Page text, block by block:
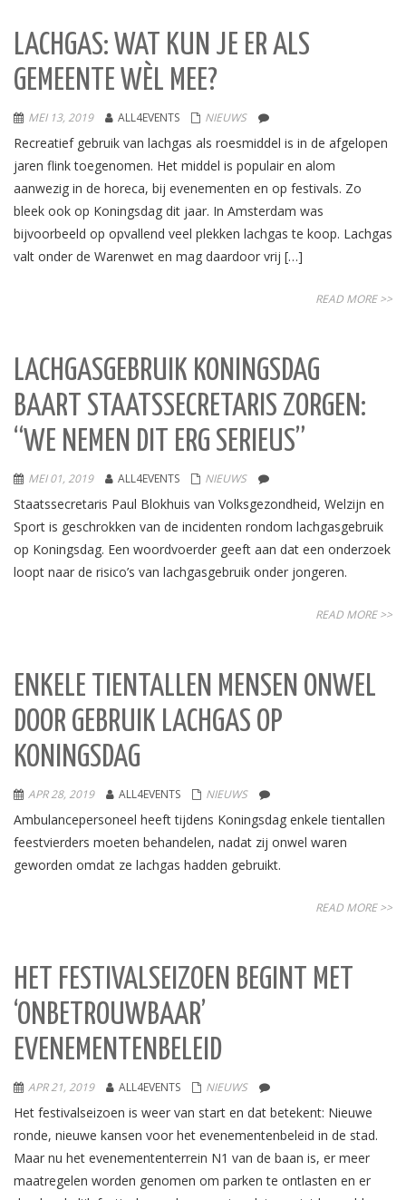
LACHGAS: WAT KUN JE ER ALS
GEMEENTE WÈL MEE?
MEI 13, 2019 ALL4EVENTS NIEUWS
Recreatief gebruik van lachgas als roesmiddel is in de afgelopen
jaren flink toegenomen. Het middel is populair en alom
aanwezig in de horeca, bij evenementen en op festivals. Zo
bleek ook op Koningsdag dit jaar. In Amsterdam was
bijvoorbeeld op opvallend veel plekken lachgas te koop. Lachgas
valt onder de Warenwet en mag daardoor vrij […]
READ MORE >>
LACHGASGEBRUIK KONINGSDAG
BAART STAATSSECRETARIS ZORGEN:
“WE NEMEN DIT ERG SERIEUS”
MEI 01, 2019 ALL4EVENTS NIEUWS
Staatssecretaris Paul Blokhuis van Volksgezondheid, Welzijn en
Sport is geschrokken van de incidenten rondom lachgasgebruik
op Koningsdag. Een woordvoerder geeft aan dat een onderzoek
loopt naar de risico’s van lachgasgebruik onder jongeren.
READ MORE >>
ENKELE TIENTALLEN MENSEN ONWEL
DOOR GEBRUIK LACHGAS OP
KONINGSDAG
APR 28, 2019 ALL4EVENTS NIEUWS
Ambulancepersoneel heeft tijdens Koningsdag enkele tientallen
feestvierders moeten behandelen, nadat zij onwel waren
geworden omdat ze lachgas hadden gebruikt.
READ MORE >>
HET FESTIVALSEIZOEN BEGINT MET
‘ONBETROUWBAAR’
EVENEMENTENBELEID
APR 21, 2019 ALL4EVENTS NIEUWS
Het festivalseizoen is weer van start en dat betekent: Nieuwe
ronde, nieuwe kansen voor het evenementenbeleid in de stad.
Maar nu het evenemententerrein N1 van de baan is, er meer
maatregelen worden genomen om parken te ontlasten en er